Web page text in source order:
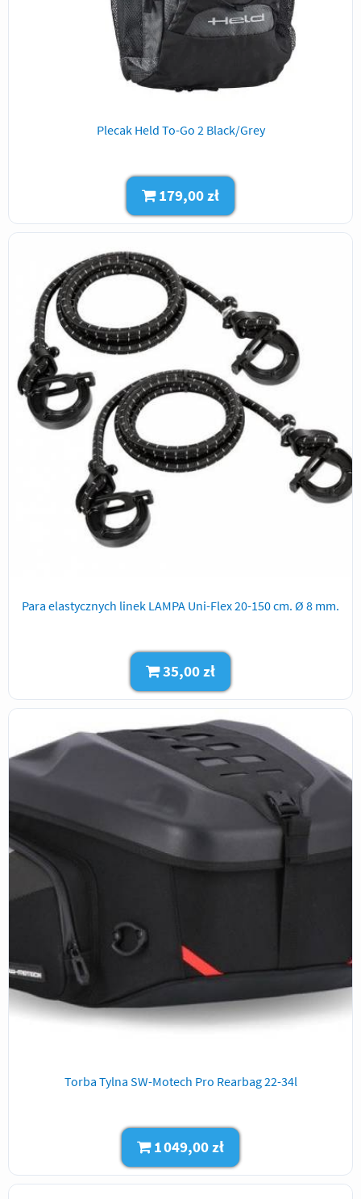
Plecak Held To-Go 2 Black/Grey
179,00 zł
Para elastycznych linek LAMPA Uni-Flex 20-150 cm. Ø 8 mm.
35,00 zł
Torba Tylna SW-Motech Pro Rearbag 22-34l
1 049,00 zł